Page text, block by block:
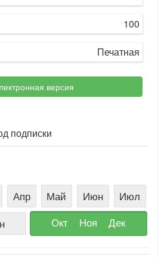
100
Печатная
версия
подписки
Апр Май Июн
Июл
Окт Ноя Дек